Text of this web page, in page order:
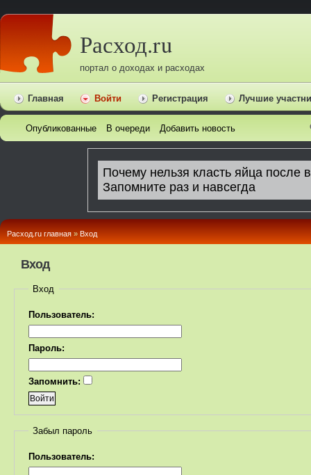
Расход.ru
портал о доходах и расходах
Главная Войти Регистрация Лучшие
Опубликованные В очереди Добавить новость
Расход.ru главная » Вход
Вход
Вход
Пользователь:
Пароль:
Запомнить:
Забыл пароль
Пользователь: